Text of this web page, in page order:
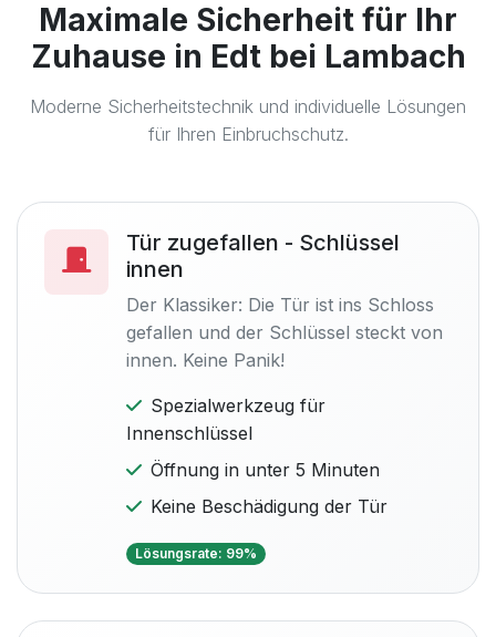
Maximale Sicherheit für Ihr
Zuhause in Edt bei Lambach
Moderne Sicherheitstechnik und individuelle Lösungen
für Ihren Einbruchschutz.
Tür zugefallen - Schlüssel
innen
Der Klassiker: Die Tür ist ins Schloss
gefallen und der Schlüssel steckt von
innen. Keine Panik!
Spezialwerkzeug für
Innenschlüssel
Öffnung in unter 5 Minuten
Keine Beschädigung der Tür
Lösungsrate: 99%